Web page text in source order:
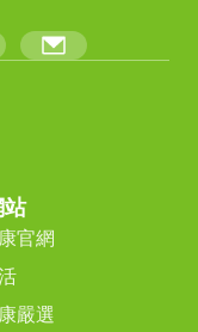
官網
嚴選